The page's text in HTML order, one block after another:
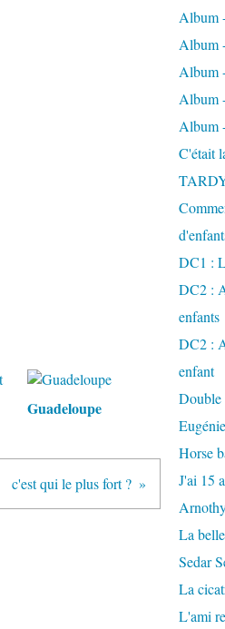
Guadeloupe
c'est qui le plus fort ?
Album
Album
Album
Album
Album
C'était
DC1 :
DC2 :
enfants
DC2 :
enfant
Double
Horse
J'ai 15
La
Sedar
La
L'ami